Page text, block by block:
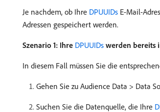
Je nachdem, ob Ihre DPUUIDs E-Mail-
Adressen gespeichert werden.
Szenario 1: Ihre DPUUIDs werden bereits
In diesem Fall müssen Sie die
Gehen Sie zu Audience Data > Data
Suchen Sie die Datenquelle, die Ihre